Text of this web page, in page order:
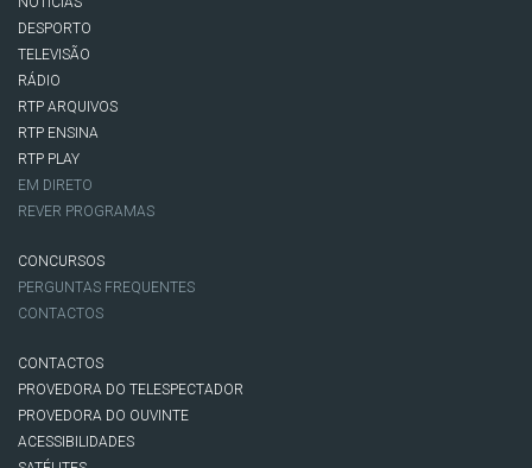
DESPORTO
TELEVISÃO
RÁDIO
RTP ARQUIVOS
RTP ENSINA
RTP PLAY
EM DIRETO
REVER PROGRAMAS
CONCURSOS
PERGUNTAS FREQUENTES
CONTACTOS
CONTACTOS
PROVEDORA DO TELESPECTADOR
PROVEDORA DO OUVINTE
ACESSIBILIDADES